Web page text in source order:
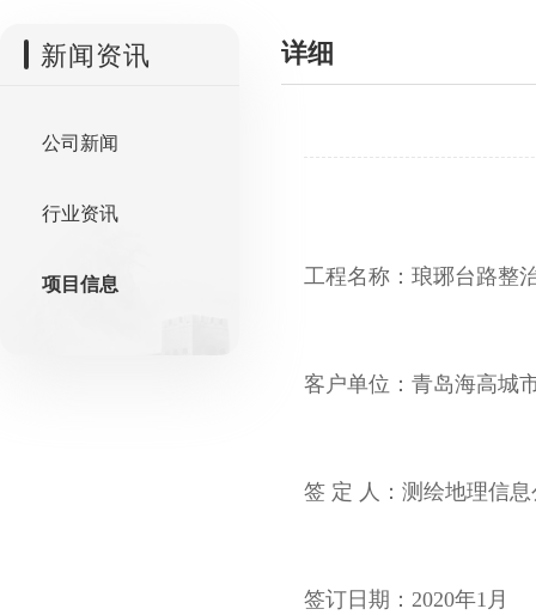
新闻资讯
公司新闻
行业资讯
项目信息
详细
工程名称：琅琊台路整
客户单位：青岛海高城
签 定 人：测绘地理信
签订日期：2020年1月